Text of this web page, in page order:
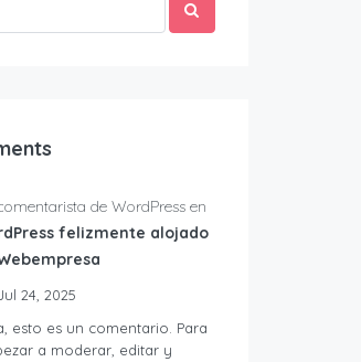
de WordPress en
felizmente alojado
24, 2025
esto es un comentario. Para
a moderar, editar y